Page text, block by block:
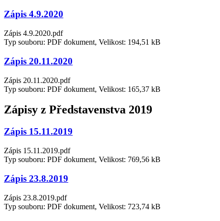
Zápis 4.9.2020
Zápis 4.9.2020.pdf
Typ souboru: PDF dokument, Velikost: 194,51 kB
Zápis 20.11.2020
Zápis 20.11.2020.pdf
Typ souboru: PDF dokument, Velikost: 165,37 kB
Zápisy z Představenstva 2019
Zápis 15.11.2019
Zápis 15.11.2019.pdf
Typ souboru: PDF dokument, Velikost: 769,56 kB
Zápis 23.8.2019
Zápis 23.8.2019.pdf
Typ souboru: PDF dokument, Velikost: 723,74 kB